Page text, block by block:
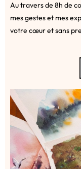
Au travers de 8h de
mes gestes et mes
votre cœur et sans